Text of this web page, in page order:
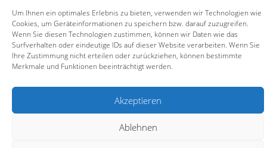
Um Ihnen ein optimales Erlebnis zu bieten, verwenden wir Technologien wie
Cookies, um Geräteinformationen zu speichern bzw. darauf zuzugreifen.
Wenn Sie diesen Technologien zustimmen, können wir Daten wie das
Surfverhalten oder eindeutige IDs auf dieser Website verarbeiten. Wenn Sie
Ihre Zustimmung nicht erteilen oder zurückziehen, können bestimmte
Merkmale und Funktionen beeinträchtigt werden.
Akzeptieren
Ablehnen
mehr
Bildungszentrum BürgerMedien e.V. (BZBM)
Datenschutz